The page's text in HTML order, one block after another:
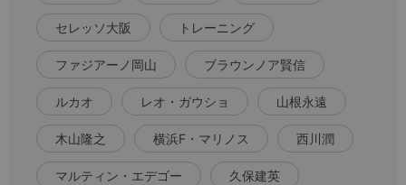
セレッソ大阪 トレーニング
ファジアーノ岡山 ブラウンノア賢信
ルカオ レオ・ガウショ 山根永遠
木山隆之 横浜F・マリノス 西川潤
マルティン・エデゴー 久保建英